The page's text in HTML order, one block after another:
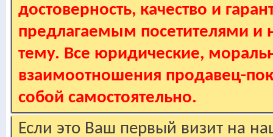
достоверность, качество и
предлагаемым посетителями и
тему. Все юридические,
взаимоотношения продавец-
собой самостоятельно.
Если это Ваш первый визит на